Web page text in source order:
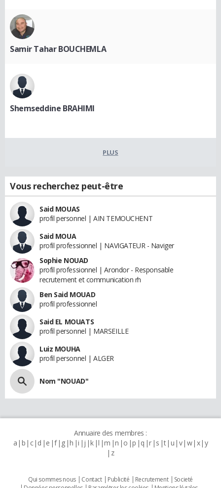
Samir Tahar BOUCHEMLA
Shemseddine BRAHIMI
PLUS
Vous recherchez peut-être
Said MOUAS
profil personnel | AIN TEMOUCHENT
Said MOUA
profil professionnel | NAVIGATEUR - Naviger
Sophie NOUAD
profil professionnel | Arondor - Responsable
recrutement et communication rh
Ben Said MOUAD
profil professionnel
Said EL MOUATS
profil personnel | MARSEILLE
Luiz MOUHA
profil personnel | ALGER
Nom "NOUAD"
Annuaire des membres :
a b c d e f g h i j k l m n o p q r s t u v w x y
z
Qui sommes nous Contact Publicité Recrutement
Societé